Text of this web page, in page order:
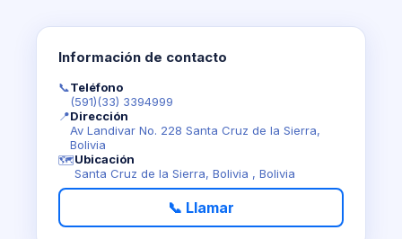
Información de contacto
📞Teléfono
(591)(33) 3394999
📍Dirección
Av Landivar No. 228 Santa Cruz de la Sierra,
Bolivia
🗺️Ubicación
Santa Cruz de la Sierra, Bolivia , Bolivia
📞 Llamar